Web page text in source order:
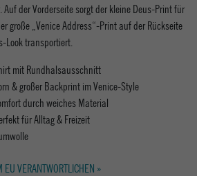
der Vorderseite sorgt der kleine Deus-Print für
große „Venice Address“-Print auf der Rückseite
Look transportiert.
mit Rundhalsausschnitt
& großer Backprint im Venice-Style
durch weiches Material
für Alltag & Freizeit
VERANTWORTLICHEN »